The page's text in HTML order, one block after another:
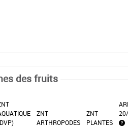
des fruits
ZNT
ARTHROPODES
ZNT
PLANTES